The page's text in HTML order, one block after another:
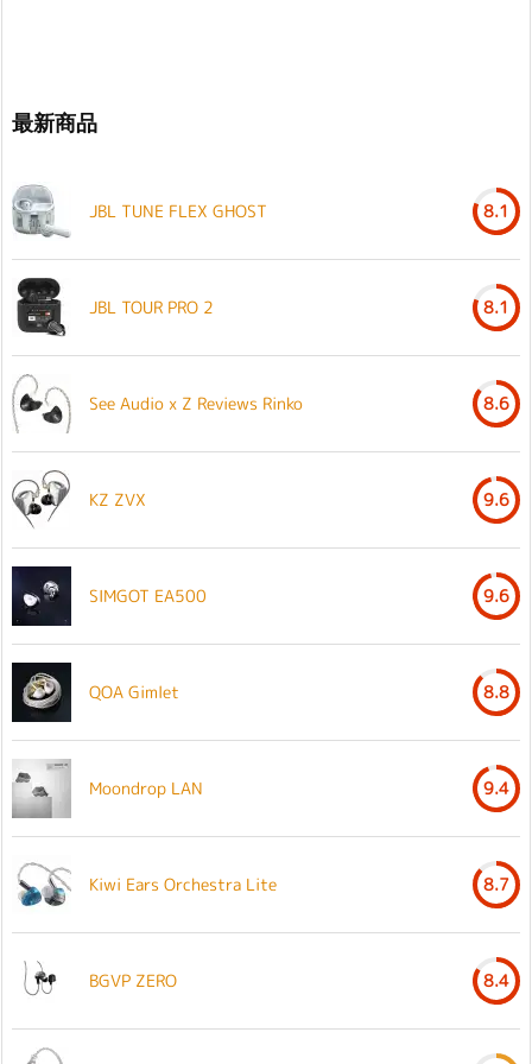
最新商品
JBL TUNE FLEX GHOST 8.1
JBL TOUR PRO 2 8.1
See Audio x Z Reviews Rinko 8.6
KZ ZVX 9.6
SIMGOT EA500 9.6
QOA Gimlet 8.8
Moondrop LAN 9.4
Kiwi Ears Orchestra Lite 8.7
BGVP ZERO 8.4